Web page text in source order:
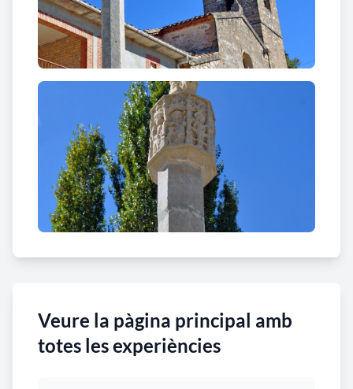
Veure la pàgina principal amb
totes les experiències